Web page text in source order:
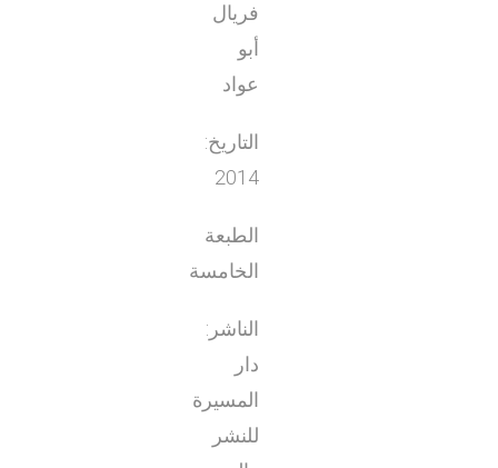
فريال
أبو
عواد
التاريخ:
2014
الطبعة
الخامسة
الناشر:
دار
المسيرة
للنشر